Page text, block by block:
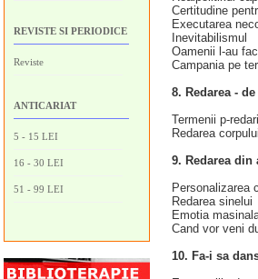
REVISTE SI PERIODICE
Reviste
ANTICARIAT
5 - 15 LEI
16 - 30 LEI
51 - 99 LEI
Certitudine
Executarea
Inevitabilismul
Oamenii l-au
Campania pe
8. Redarea -
Termenii p-
Redarea corpului
9. Redarea din
Personalizarea
Redarea sinelui
Emotia
Cand vor veni
10. Fa-i sa